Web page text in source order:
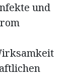
und